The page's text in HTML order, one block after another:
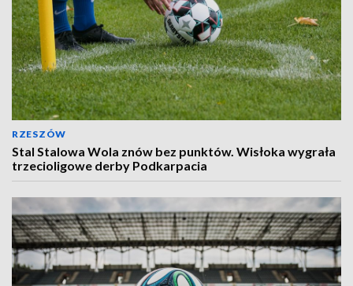
RZESZÓW
Stal Stalowa Wola znów bez punktów. Wisłoka wygrała
trzecioligowe derby Podkarpacia